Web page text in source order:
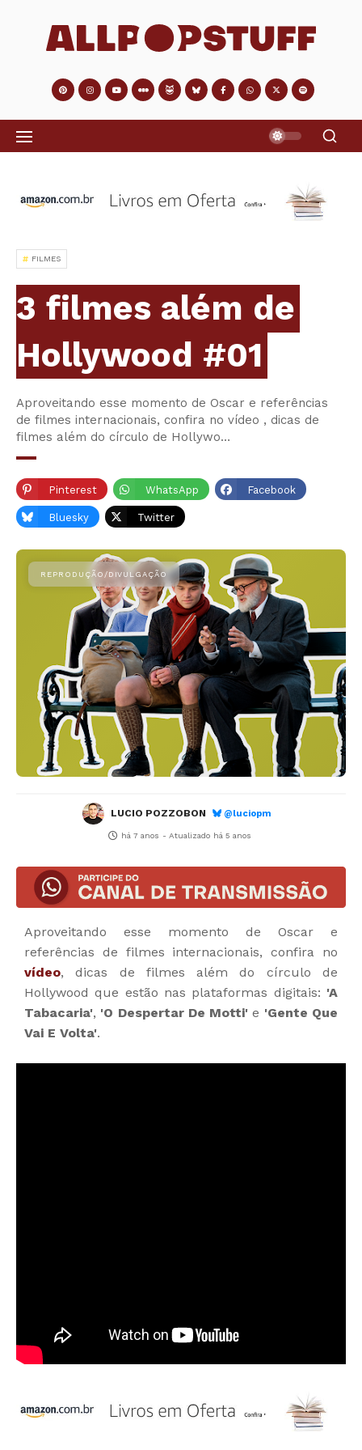
FILMES
3 filmes além de
Hollywood #01
Aproveitando esse momento de Oscar e referências
de filmes internacionais, confira no vídeo , dicas de
filmes além do círculo de Hollywo…
Pinterest WhatsApp Facebook
Bluesky Twitter
LUCIO POZZOBON @luciopm
há 7 anos - Atualizado há 5 anos
Aproveitando esse momento de Oscar e
referências de filmes internacionais, confira no
vídeo, dicas de filmes além do círculo de
Hollywood que estão nas plataformas digitais: 'A
Tabacaria', 'O Despertar De Motti' e 'Gente Que
Vai E Volta'.